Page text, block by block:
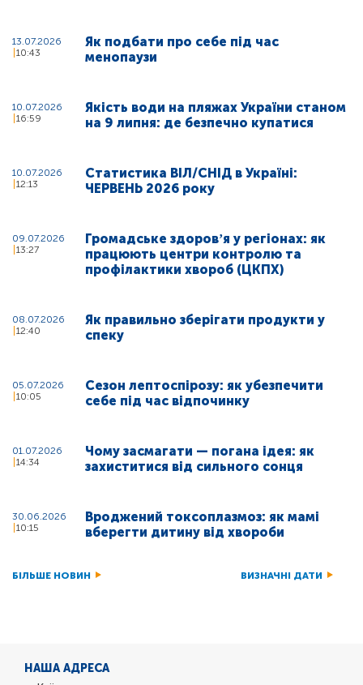
13.07.2026
10:43
Як подбати про себе під час
менопаузи
10.07.2026
16:59
Якість води на пляжах України станом
на 9 липня: де безпечно купатися
10.07.2026
12:13
Статистика ВІЛ/СНІД в Україні:
ЧЕРВЕНЬ 2026 року
09.07.2026
13:27
Громадське здоровʼя у регіонах: як
працюють центри контролю та
профілактики хвороб (ЦКПХ)
08.07.2026
12:40
Як правильно зберігати продукти у
спеку
05.07.2026
10:05
Сезон лептоспірозу: як убезпечити
себе під час відпочинку
01.07.2026
14:34
Чому засмагати — погана ідея: як
захиститися від сильного сонця
30.06.2026
10:15
Вроджений токсоплазмоз: як мамі
вберегти дитину від хвороби
БІЛЬШЕ НОВИН ВИЗНАЧНІ ДАТИ
НАША АДРЕСА